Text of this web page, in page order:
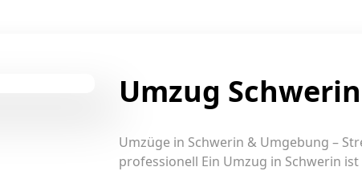
Umzug Schwerin
Umzüge in Schwerin & Umgebung –
professionell Ein Umzug in Schwerin